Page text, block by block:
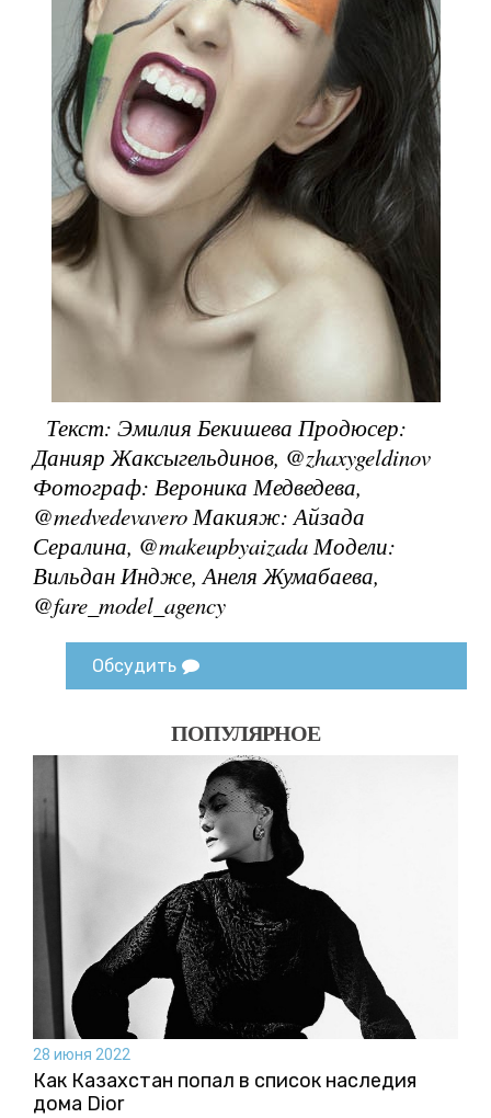
Текст: Эмилия Бекишева Продюсер:
Данияр Жаксыгельдинов, @zhaxygeldinov
Фотограф: Вероника Медведева,
@medvedevaveroМакияж: Айзада
Сералина, @makeupbyaizadaМодели:
Вильдан Индже, Анеля Жумабаева,
@fare_model_agency
Обсудить
ПОПУЛЯРНОЕ
28 июня 2022
Как Казахстан попал в список наследия
дома Dior